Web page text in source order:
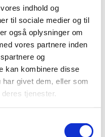
indhold og
til sociale medier og til
også oplysninger om
vores partnere inden
og
kan kombinere disse
givet dem, eller som
tjenester.